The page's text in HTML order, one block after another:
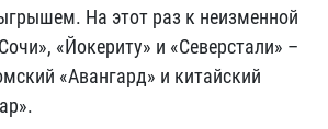
На этот раз к неизменной
«Йокериту» и «Северстали» –
«Авангард» и китайский